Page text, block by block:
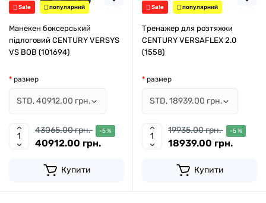
Sale популярний
Манекен боксерський
підлоговий CENTURY VERSYS
VS BOB (101694)
размер
43065.00 грн. -5 %
40912.00 грн.
Купити
Sale популярний
Тренажер для розтяжки
CENTURY VERSAFLEX 2.0
(1558)
размер
19935.00 грн. -5 %
18939.00 грн.
Купити